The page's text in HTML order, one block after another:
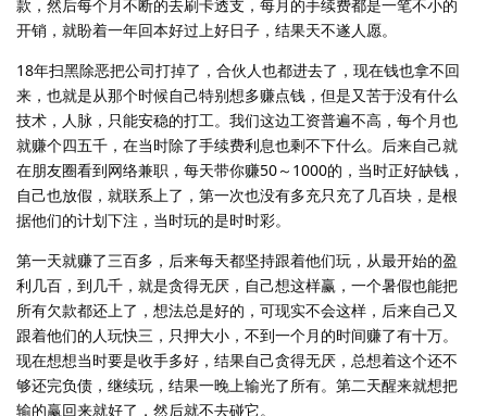
款，然后每个月不断的去刷卡透支，每月的手续费都是一笔不小的
开销，就盼着一年回本好过上好日子，结果天不遂人愿。
18年扫黑除恶把公司打掉了，合伙人也都进去了，现在钱也拿不回
来，也就是从那个时候自己特别想多赚点钱，但是又苦于没有什么
技术，人脉，只能安稳的打工。我们这边工资普遍不高，每个月也
就赚个四五千，在当时除了手续费利息也剩不下什么。后来自己就
在朋友圈看到网络兼职，每天带你赚50～1000的，当时正好缺钱，
自己也放假，就联系上了，第一次也没有多充只充了几百块，是根
据他们的计划下注，当时玩的是时时彩。
第一天就赚了三百多，后来每天都坚持跟着他们玩，从最开始的盈
利几百，到几千，就是贪得无厌，自己想这样赢，一个暑假也能把
所有欠款都还上了，想法总是好的，可现实不会这样，后来自己又
跟着他们的人玩快三，只押大小，不到一个月的时间赚了有十万。
现在想想当时要是收手多好，结果自己贪得无厌，总想着这个还不
够还完负债，继续玩，结果一晚上输光了所有。第二天醒来就想把
输的赢回来就好了，然后就不去碰它。